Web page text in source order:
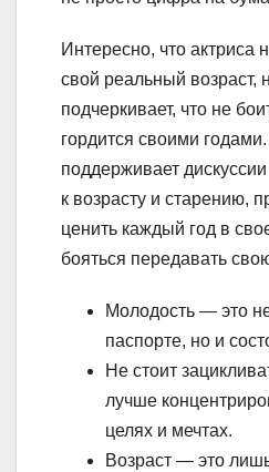
Интересно, что актриса
свой реальный возраст,
подчеркивает, что не
гордится своими
поддерживает
к возрасту и старению,
ценить каждый год в
бояться передавать
Молодость — это
паспорте, но и
Не стоит
лучше
целях и мечтах.
Возраст — это